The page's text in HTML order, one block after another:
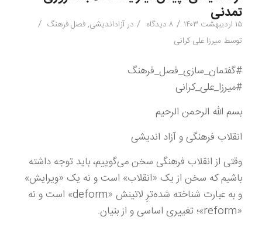
تمدنی
۱۵ اردیبهشت ۱۴۰۳ / ۸ دیدگاه / در آزاداندیشی,فصل فرهنگ /
توسط میرزا علی کرانی
#گفتمان_سازی_فصل_فرهنگ
#میرزا_علی_کرانی
بسم الله الرحمن الرحیم
انقلاب فرهنگی و آزاد اندیشی
وقتی از انقلاب فرهنگی سخن می‌گوییم، باید توجه داشته
باشیم که سخن از یک «انقلاب» است و نه یک «ویرایش»
و به عبارت شناخته شده‌ترِ لاتینش «deform» است و نه
«reform»؛ تغییری اساسی و از بنیان.